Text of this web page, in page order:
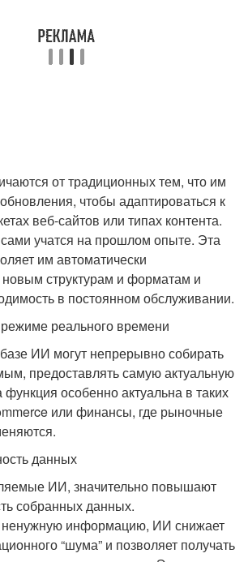
от традиционных тем, что им
чтобы адаптироваться к
веб-сайтов или типах контента.
учатся на прошлом опыте. Эта
им автоматически
новым структурам и форматам и
в постоянном обслуживании.
реального времени
ИИ могут непрерывно собирать
предоставлять самую актуальную
особенно актуальна в таких
или финансы, где рыночные
данных
ИИ, значительно повышают
собранных данных.
информацию, ИИ снижает
“шума” и позволяет получать